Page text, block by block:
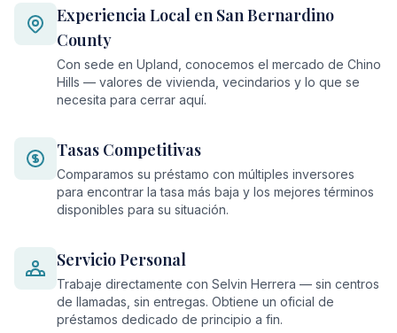
Experiencia Local en San Bernardino
County
Con sede en Upland, conocemos el mercado de Chino
Hills — valores de vivienda, vecindarios y lo que se
necesita para cerrar aquí.
Tasas Competitivas
Comparamos su préstamo con múltiples inversores
para encontrar la tasa más baja y los mejores términos
disponibles para su situación.
Servicio Personal
Trabaje directamente con Selvin Herrera — sin centros
de llamadas, sin entregas. Obtiene un oficial de
préstamos dedicado de principio a fin.